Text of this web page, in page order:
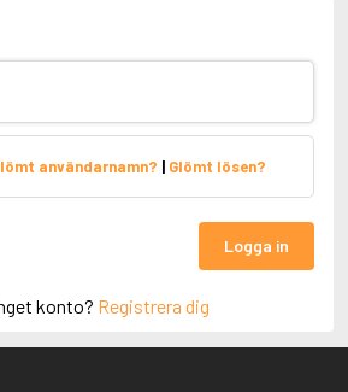
användarnamn? | Glömt lösen?
Logga in
konto? Registrera dig